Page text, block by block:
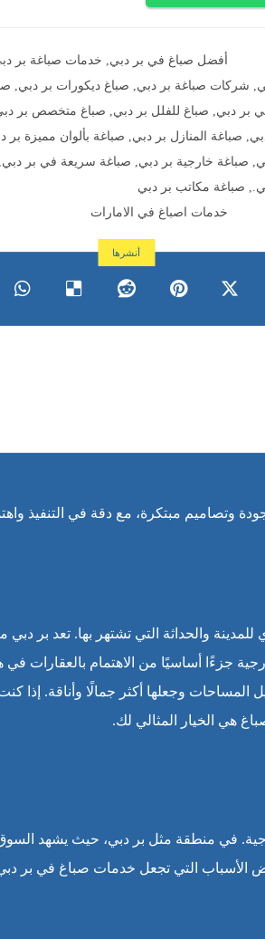
أفضل صباغ في بر دبي
خدمات صباغة بر
شركات صباغة بر دبي صباغ ديكورات بر دبي
بر دبي صباغ للفلل بر دبي
صباغ متخصص بر
صباغة المنازل بر دبي
صباغة بألوان مميزة بر
صباغة خارجية بر دبي صباغة سريعة في بر دبي
صباغة مكاتب بر دبي
خدمات اصباغ في الامارات
وتصاميم مبتكرة، مع دقة في التنفيذ
والحداثة التي تشتهر بها. تعد بر دبي
جزءًا أساسيًا من الاهتمام بالعقارات في
وجعلها أكثر جمالًا وأناقة. إذا
هي الخيار المثالي لك.
في منطقة مثل بر دبي، حيث يشهد
بعض الأسباب التي تجعل خدمات صباغ في بر